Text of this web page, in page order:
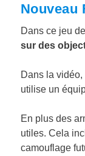
Nouveau
Dans ce jeu
sur des
Dans la
utilise un
En plus des
utiles. Cela
camouflage